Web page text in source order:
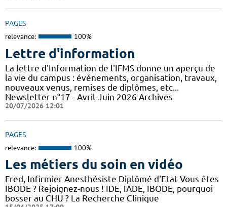
PAGES
relevance: 100%
Lettre d'information
La lettre d'Information de l'IFMS donne un aperçu de
la vie du campus : événements, organisation, travaux,
nouveaux venus, remises de diplômes, etc...
Newsletter n°17 - Avril-Juin 2026 Archives
20/07/2026 12:01
PAGES
relevance: 100%
Les métiers du soin en vidéo
Fred, Infirmier Anesthésiste Diplômé d'Etat Vous êtes
IBODE ? Rejoignez-nous ! IDE, IADE, IBODE, pourquoi
bosser au CHU ? La Recherche Clinique